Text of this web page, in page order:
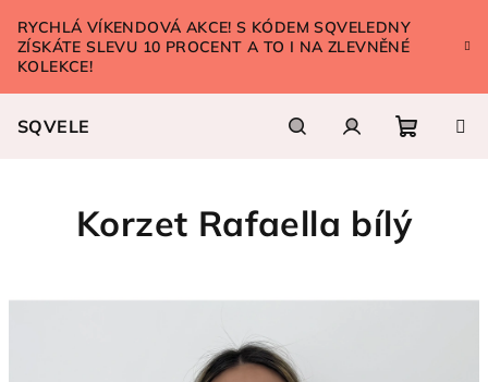
obsah
RYCHLÁ VÍKENDOVÁ AKCE! S KÓDEM SQVELEDNY
ZÍSKÁTE SLEVU 10 PROCENT A TO I NA ZLEVNĚNÉ
KOLEKCE!
SQVELE
košík
Korzet Rafaella bílý